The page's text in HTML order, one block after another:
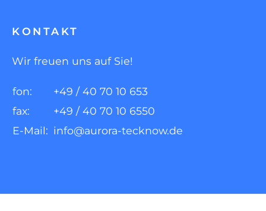
KONTAKT
Wir freuen uns auf Sie!
fon:
+49 / 40 70 10 653
fax:
+49 / 40 70 10 6550
E-Mail: info@aurora-tecknow.de